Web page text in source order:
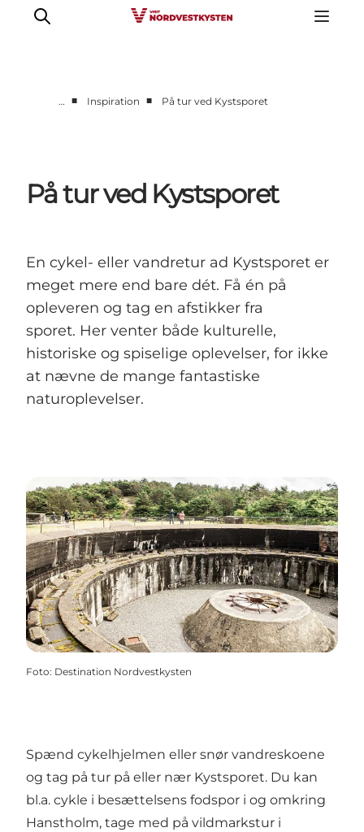
Handicapvenlig ferie
Events
Planlæg din ferie
… ■ Inspiration ■ På tur ved Kystsporet
På tur ved Kystsporet
En cykel- eller vandretur ad Kystsporet er
meget mere end bare dét. Få én på
opleveren og tag en afstikker fra
sporet. Her venter både kulturelle,
historiske og spiselige oplevelser, for ikke
at nævne de mange fantastiske
naturoplevelser.
Foto: Destination Nordvestkysten
Spænd cykelhjelmen eller snør vandreskoene
og tag på tur på eller nær Kystsporet. Du kan
bl.a. cykle i besættelsens fodspor i og omkring
Hanstholm, tage med på vildmarkstur i